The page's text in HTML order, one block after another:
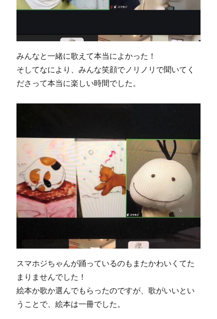
みんなと一緒に歌えて本当によかった！
そしてなにより、みんな笑顔でノリノリで聞いてく
ださって本当に楽しい時間でした。
スマホジちゃんが踊っているのもまたかわいくてた
まりませんでした！
絵本か歌か選んでもらったのですが、歌がいいとい
うことで、絵本は一冊でした。